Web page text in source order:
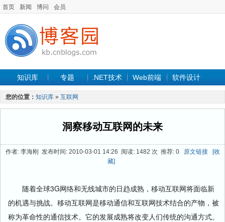
首页 新闻 博问 会员
知识库 专题 .NET技术 Web前端 软件设计
手机开发 软件工程
最新文章
您的位置： 知识库 » 互联网
洞察移动互联网的未来
作者: 李海刚 发布时间: 2010-03-01 14:26 阅读: 1482 次 推荐: 0 原文链接
[收
藏]
随着全球3G网络和无线城市的日趋成熟，移动互联网将面临新
的机遇与挑战。移动互联网是移动通信和互联网技术结合的产物，被
称为革命性的通信技术。它的发展成熟将改变人们传统的沟通方式。